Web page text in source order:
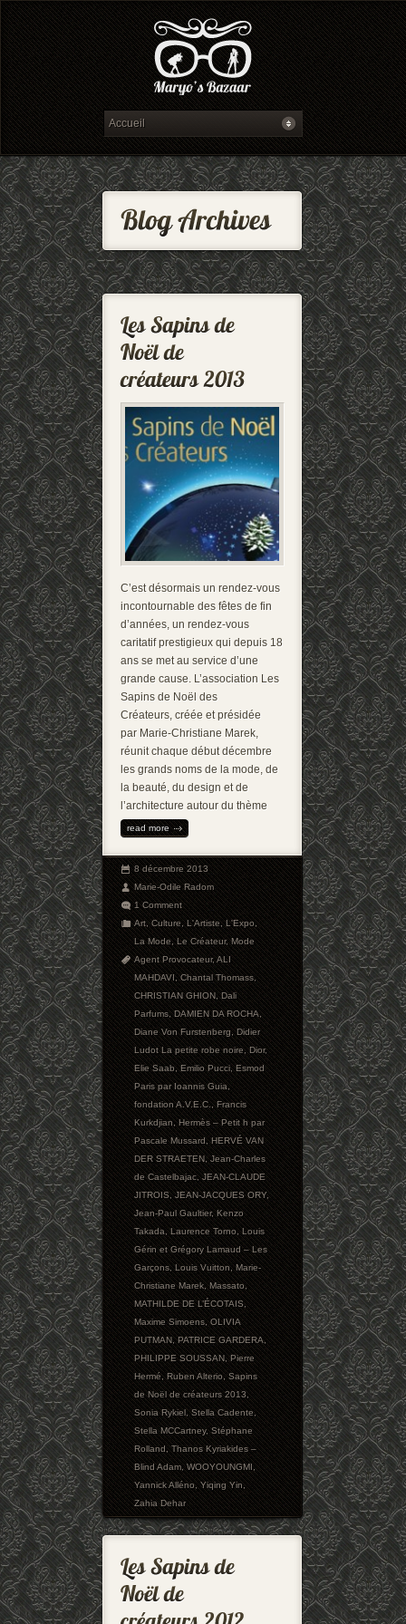
C’est désormais un rendez-vous
incontournable des fêtes de fin
d’années, un rendez-vous
caritatif prestigieux qui depuis 18
ans se met au service d’une
grande cause. L’association Les
Sapins de Noël des
Créateurs, créée et présidée
par Marie-Christiane Marek,
réunit chaque début décembre
les grands noms de la mode, de
la beauté, du design et de
l’architecture autour du thème
read more
8 décembre 2013
Marie-Odile Radom
1 Comment
Art,Culture,L'Artiste,L'Expo,
La Mode,Le Créateur,Mode
Agent Provocateur,ALI
MAHDAVI,Chantal Thomass,
CHRISTIAN GHION,Dali
Parfums,DAMIEN DA ROCHA,
Diane Von Furstenberg,Didier
Ludot La petite robe noire,Dior,
Elie Saab,Emilio Pucci,Esmod
Paris par Ioannis Guia,
fondation A.V.E.C.,Francis
Kurkdjian,Hermès – Petit h par
Pascale Mussard,HERVÉ VAN
DER STRAETEN,Jean-Charles
de Castelbajac,JEAN-CLAUDE
JITROIS,JEAN-JACQUES ORY,
Jean-Paul Gaultier,Kenzo
Takada,Laurence Torno,Louis
Gérin et Grégory Lamaud – Les
Garçons,Louis Vuitton,Marie-
Christiane Marek,Massato,
MATHILDE DE L’ÉCOTAIS,
Maxime Simoens,OLIVIA
PUTMAN,PATRICE GARDERA,
PHILIPPE SOUSSAN,Pierre
Hermé,Ruben Alterio,Sapins
de Noël de créateurs 2013,
Sonia Rykiel,Stella Cadente,
Stella MCCartney,Stéphane
Rolland,Thanos Kyriakides –
Blind Adam,WOOYOUNGMI,
Yannick Alléno,Yiqing Yin,
Zahia Dehar